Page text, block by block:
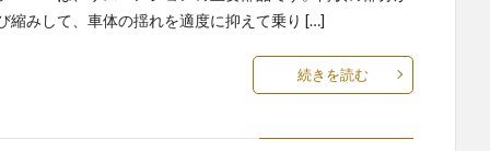
縮みして、車体の揺れを適度に抑えて乗り […]
続きを読む